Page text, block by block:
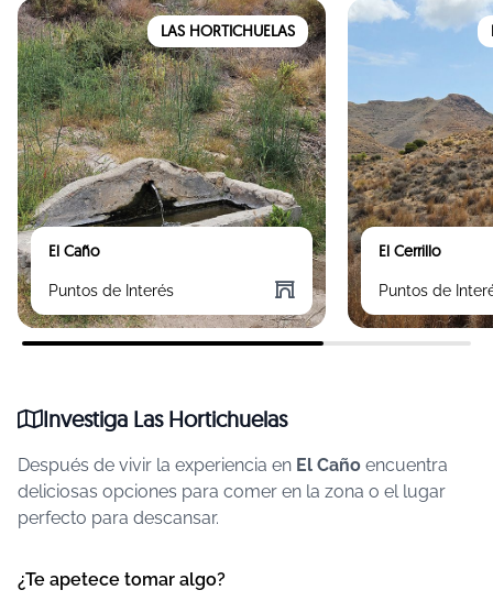
LAS HORTICHUELAS
El Caño
Puntos de Interés
El Cerrillo
Puntos de
Investiga Las Hortichuelas
Después de vivir la experiencia en El Caño encuentra
deliciosas opciones para comer en la zona o el lugar
perfecto para descansar.
¿Te apetece tomar algo?